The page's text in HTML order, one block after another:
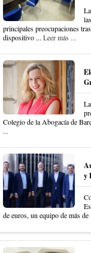
principales preocupaciones
dispositivo ... Leer más ...
Colegio de la Abogacía de
...
y
de euros, un equipo de más